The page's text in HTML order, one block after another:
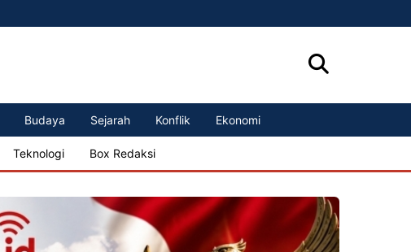
Budaya Sejarah Konflik Ekonomi
Teknologi Box Redaksi